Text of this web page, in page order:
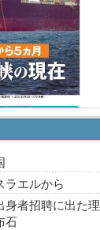
ラエルから
身者招聘に出た理
石